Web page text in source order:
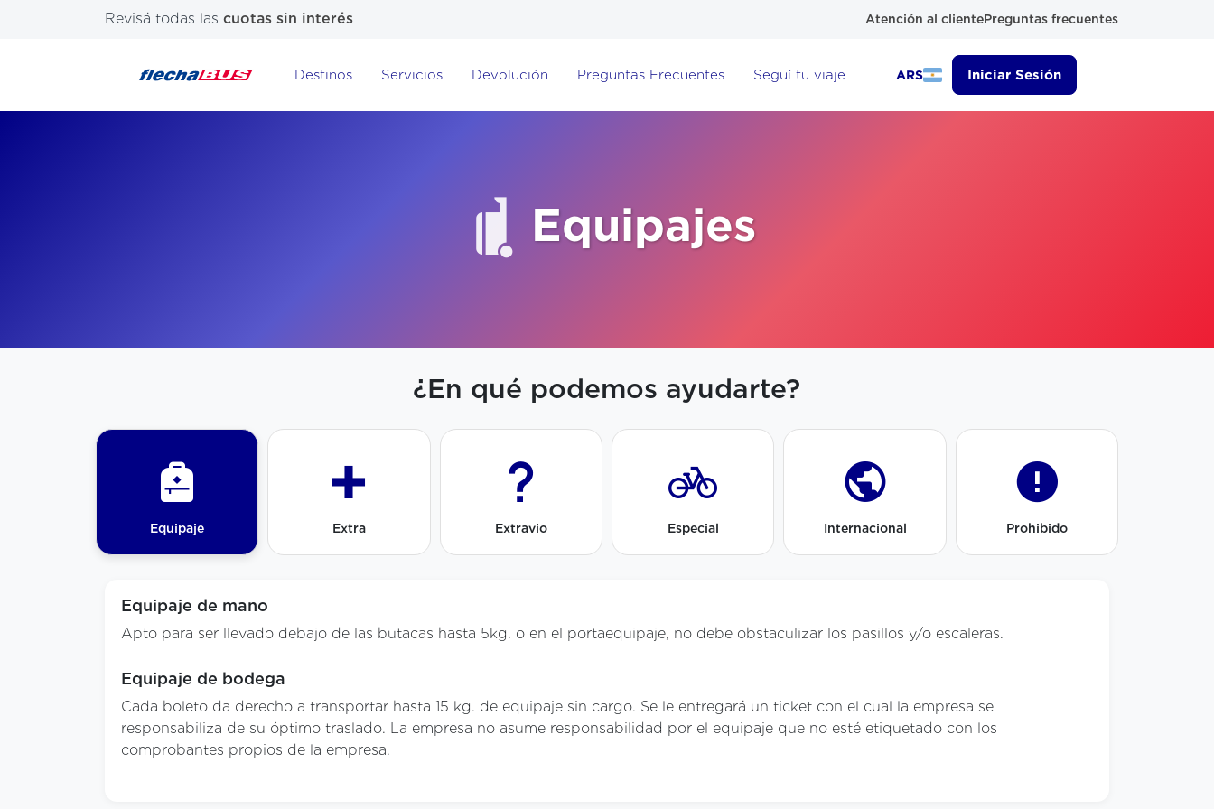
Revisá todas las cuotas sin interés Atención al clientePreguntas frecuentes
Destinos Servicios Devolución Preguntas Frecuentes Seguí tu viaje ARS Iniciar Sesión
Equipajes
¿En qué podemos ayudarte?
Equipaje Extra Extravio Especial Internacional Prohibido
Equipaje de mano
Apto para ser llevado debajo de las butacas hasta 5kg. o en el portaequipaje, no debe obstaculizar los pasillos y/o escaleras.
Equipaje de bodega
Cada boleto da derecho a transportar hasta 15 kg. de equipaje sin cargo. Se le entregará un ticket con el cual la empresa se
responsabiliza de su óptimo traslado. La empresa no asume responsabilidad por el equipaje que no esté etiquetado con los
comprobantes propios de la empresa.